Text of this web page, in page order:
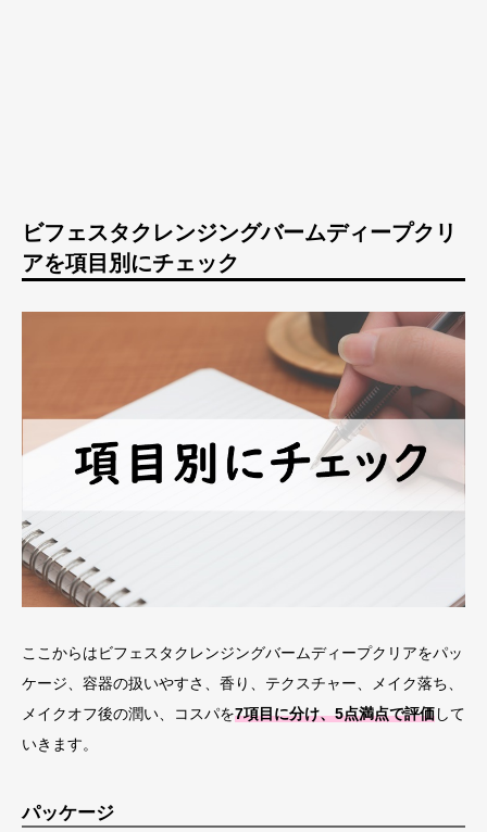
ビフェスタクレンジングバームディープクリ
アを項目別にチェック
ここからはビフェスタクレンジングバームディープクリアをパッ
ケージ、容器の扱いやすさ、香り、テクスチャー、メイク落ち、
メイクオフ後の潤い、コスパを7項目に分け、5点満点で評価して
いきます。
パッケージ